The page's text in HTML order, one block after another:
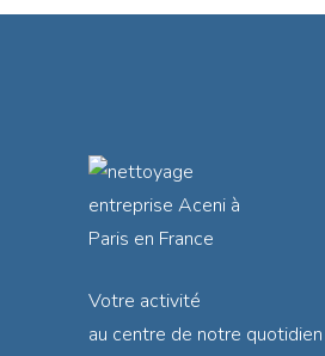
Votre activité
au centre de notre quotidien